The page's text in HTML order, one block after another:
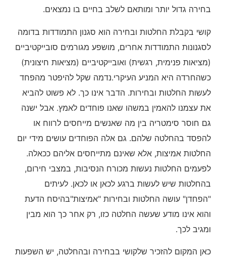
בחירה גדול יותר ומותאם לשלב בחיים בו נמצאים.
קושי בקבלת החלטות ובחירה הוא סגנון התמודדות בדומה
לסגנונות התמודדות אחרים, מושפע מגורמים סובייקטיביים
(מציאות פנימית, רגשית) ואובייקטיביים (מציאות חיצונית)
כשהחרדה היא המניע העיקרי.נדמה שקל להיפטר מהפחד
לעשות החלטות ובחירות. הדבר אינו כך. לא פשוט להביא
את עצמנו להאמין במשהו שאנו פוחדים לאמץ. אבל ישנה
גם חוסר סימטריה בין מה שאנשים מייחסים לרווח או
להפסד בהחלטה שלהם. גם אלה הפוחדים עושים מידי יום
החלטות אמיצות, אלא שאינם מתייחסים אליהם ככאלה.
לפעמים החלטות נעשות מכורח הנסיבות, במצבי חירום,
בהחלטות שיש לעשות ברגע לכאן או לכאן. לעיתים
"הפחדן" עושה החלטות ובחירות "אמיצות"בהיסח הדעת
והוא אינו מודע שעשה החלטה כזו, רק אחר כך הוא מבין
ומגיב לכך.
כאן המקום להזכיר שלקושי בבחירה ובהחלטה, יש השפעות